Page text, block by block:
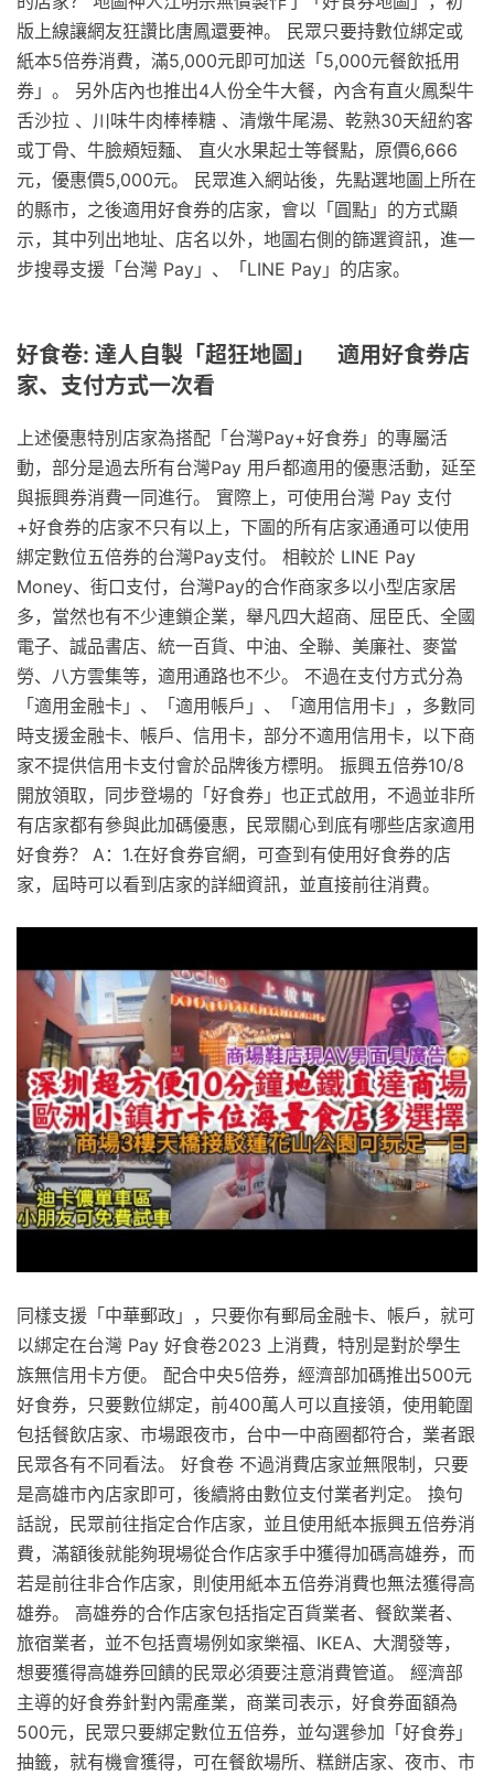
版上線讓網友狂讚比唐鳳還要神。 民眾只要持數位綁定或
紙本5倍券消費，滿5,000元即可加送「5,000元餐飲抵用
券」。 另外店內也推出4人份全牛大餐，內含有直火鳳梨牛
舌沙拉 、川味牛肉棒棒糖 、清燉牛尾湯、乾熟30天紐約客
或丁骨、牛臉頰短麵、 直火水果起士等餐點，原價6,666
元，優惠價5,000元。 民眾進入網站後，先點選地圖上所在
的縣市，之後適用好食券的店家，會以「圓點」的方式顯
示，其中列出地址、店名以外，地圖右側的篩選資訊，進一
步搜尋支援「台灣 Pay」、「LINE Pay」的店家。
好食卷: 達人自製「超狂地圖」 適用好食券店
家、支付方式一次看
上述優惠特別店家為搭配「台灣Pay+好食券」的專屬活
動，部分是過去所有台灣Pay 用戶都適用的優惠活動，延至
與振興券消費一同進行。 實際上，可使用台灣 Pay 支付
+好食券的店家不只有以上，下圖的所有店家通通可以使用
綁定數位五倍券的台灣Pay支付。 相較於 LINE Pay
Money、街口支付，台灣Pay的合作商家多以小型店家居
多，當然也有不少連鎖企業，舉凡四大超商、屈臣氏、全國
電子、誠品書店、統一百貨、中油、全聯、美廉社、麥當
勞、八方雲集等，適用通路也不少。 不過在支付方式分為
「適用金融卡」、「適用帳戶」、「適用信用卡」，多數同
時支援金融卡、帳戶、信用卡，部分不適用信用卡，以下商
家不提供信用卡支付會於品牌後方標明。 振興五倍券10/8
開放領取，同步登場的「好食券」也正式啟用，不過並非所
有店家都有參與此加碼優惠，民眾關心到底有哪些店家適用
好食券？ A：1.在好食券官網，可查到有使用好食券的店
家，屆時可以看到店家的詳細資訊，並直接前往消費。
同樣支援「中華郵政」，只要你有郵局金融卡、帳戶，就可
以綁定在台灣 Pay 好食卷2023 上消費，特別是對於學生
族無信用卡方便。 配合中央5倍券，經濟部加碼推出500元
好食券，只要數位綁定，前400萬人可以直接領，使用範圍
包括餐飲店家、市場跟夜市，台中一中商圈都符合，業者跟
民眾各有不同看法。 好食卷 不過消費店家並無限制，只要
是高雄市內店家即可，後續將由數位支付業者判定。 換句
話說，民眾前往指定合作店家，並且使用紙本振興五倍券消
費，滿額後就能夠現場從合作店家手中獲得加碼高雄券，而
若是前往非合作店家，則使用紙本五倍券消費也無法獲得高
雄券。 高雄券的合作店家包括指定百貨業者、餐飲業者、
旅宿業者，並不包括賣場例如家樂福、IKEA、大潤發等，
想要獲得高雄券回饋的民眾必須要注意消費管道。 經濟部
主導的好食券針對內需產業，商業司表示，好食券面額為
500元，民眾只要綁定數位五倍券，並勾選參加「好食券」
抽籤，就有機會獲得，可在餐飲場所、糕餅店家、夜市、市